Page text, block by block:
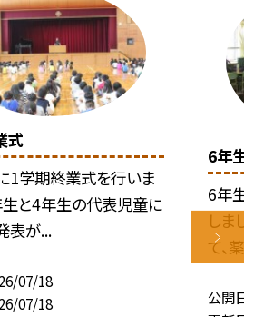
式
1学期終業式を行いま
生と4年生の代表児童に
表が...
07/18
07/18
6年生
6年生
しま
て、
公開日